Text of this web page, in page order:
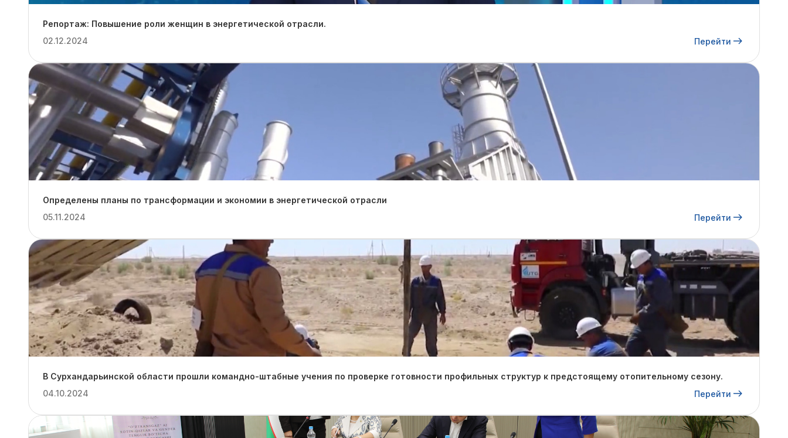
Репортаж: Повышение роли женщин в энергетической отрасли.
02.12.2024
Перейти
Определены планы по трансформации и экономии в энергетической отрасли
05.11.2024
Перейти
В Сурхандарьинской области прошли командно-штабные учения по проверке готовности профильных структур к предстоящему отопительному сезону.
04.10.2024
Перейти